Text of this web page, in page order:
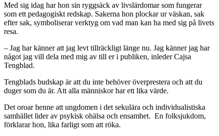
Med sig idag har hon sin ryggsäck av livslärdomar som fungerar
som ett pedagogiskt redskap. Sakerna hon plockar ur väskan, sak
efter sak, symboliserar verktyg om vad man kan ha med sig på livets
resa.
– Jag har känner att jag levt tillräckligt länge nu. Jag känner jag har
något jag vill dela med mig av till er i publiken, inleder Cajsa
Tengblad.
Tengblads budskap är att du inte behöver överprestera och att du
duger som du är. Att alla människor har ett lika värde.
Det oroar henne att ungdomen i det sekulära och individualistiska
samhället lider av psykisk ohälsa och ensamhet. En folksjukdom,
förklarar hon, lika farligt som att röka.